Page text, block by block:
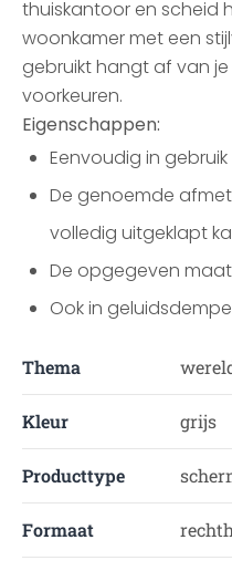
thuiskantoor en scheid
woonkamer met een
gebruikt hangt af van
voorkeuren.
Eigenschappen:
Eenvoudig in gebruik
De genoemde
volledig uitgeklapt
De opgegeven
Ook in
Thema
Kleur grijs
Producttype
Formaat